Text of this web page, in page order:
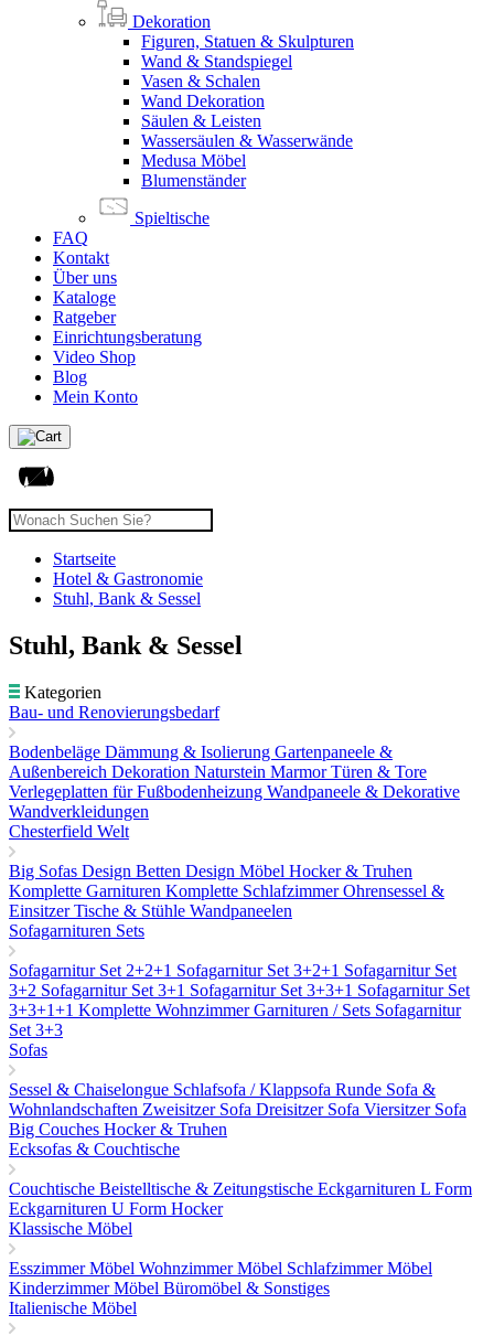
Dekoration
Figuren, Statuen & Skulpturen
Wand & Standspiegel
Vasen & Schalen
Wand Dekoration
Säulen & Leisten
Wassersäulen & Wasserwände
Medusa Möbel
Blumenständer
Spieltische
FAQ
Kontakt
Über uns
Kataloge
Ratgeber
Einrichtungsberatung
Video Shop
Blog
Mein Konto
Startseite
Hotel & Gastronomie
Stuhl, Bank & Sessel
Stuhl, Bank & Sessel
Kategorien
Bau- und Renovierungsbedarf
Bodenbeläge Dämmung & Isolierung Gartenpaneele &
Außenbereich Dekoration Naturstein MarmorTüren & Tore
Verlegeplatten für Fußbodenheizung Wandpaneele & Dekorative
Wandverkleidungen
Chesterfield Welt
Big Sofas Design Betten Design Möbel Hocker & Truhen
Komplette Garnituren Komplette SchlafzimmerOhrensessel &
EinsitzerTische & Stühle Wandpaneelen
Sofagarnituren Sets
Sofagarnitur Set 2+2+1 Sofagarnitur Set 3+2+1 Sofagarnitur Set
3+2 Sofagarnitur Set 3+1 Sofagarnitur Set 3+3+1 Sofagarnitur Set
3+3+1+1 Komplette Wohnzimmer Garnituren / Sets Sofagarnitur
Set 3+3
Sofas
Sessel & Chaiselongue Schlafsofa / Klappsofa Runde Sofa &
Wohnlandschaften Zweisitzer Sofa Dreisitzer Sofa Viersitzer Sofa
Big Couches Hocker & Truhen
Ecksofas & Couchtische
Couchtische Beistelltische & Zeitungstische Eckgarnituren L Form
Eckgarnituren U Form Hocker
Klassische Möbel
Esszimmer Möbel Wohnzimmer Möbel Schlafzimmer Möbel
Kinderzimmer Möbel Büromöbel & Sonstiges
Italienische Möbel